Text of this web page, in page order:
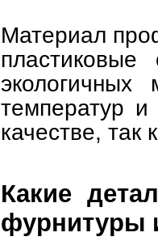
Материал
пластиковые
экологичных
температур и
качестве, так
Какие
фурнитуры